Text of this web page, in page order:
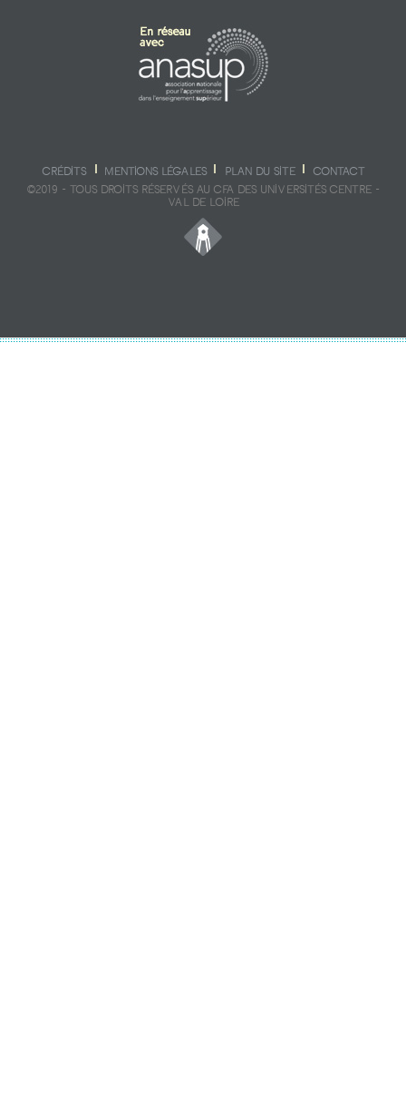
CRÉDITS MENTIONS LÉGALES PLAN DU SITE
CONTACT
©2019 - TOUS DROITS RÉSERVÉS AU CFA DES UNIVERSITÉS CENTRE -
VAL DE LOIRE